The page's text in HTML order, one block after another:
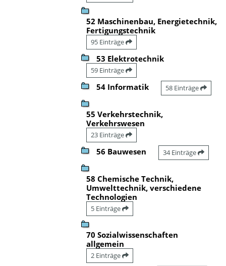
52 Maschinenbau, Energietechnik,
Fertigungstechnik
95 Einträge
53 Elektrotechnik
59 Einträge
54 Informatik 58 Einträge
55 Verkehrstechnik,
Verkehrswesen
23 Einträge
56 Bauwesen 34 Einträge
58 Chemische Technik,
Umwelttechnik, verschiedene
Technologien
5 Einträge
70 Sozialwissenschaften
allgemein
2 Einträge